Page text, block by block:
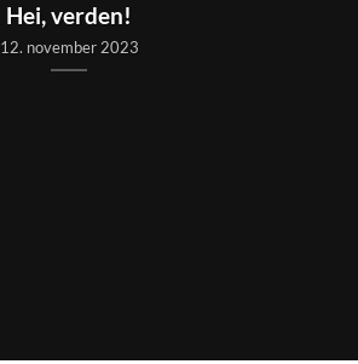
Hei, verden!
12. november 2023